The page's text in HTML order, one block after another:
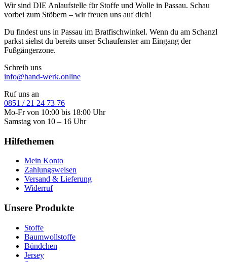
Wir sind DIE Anlaufstelle für Stoffe und Wolle in Passau. Schau
vorbei zum Stöbern – wir freuen uns auf dich!
Du findest uns in Passau im Bratfischwinkel. Wenn du am Schanzl
parkst siehst du bereits unser Schaufenster am Eingang der
Fußgängerzone.
Schreib uns
info@hand-werk.online
Ruf uns an
0851 / 21 24 73 76
Mo-Fr von 10:00 bis 18:00 Uhr
Samstag von 10 – 16 Uhr
Hilfethemen
Mein Konto
Zahlungsweisen
Versand & Lieferung
Widerruf
Unsere Produkte
Stoffe
Baumwollstoffe
Bündchen
Jersey